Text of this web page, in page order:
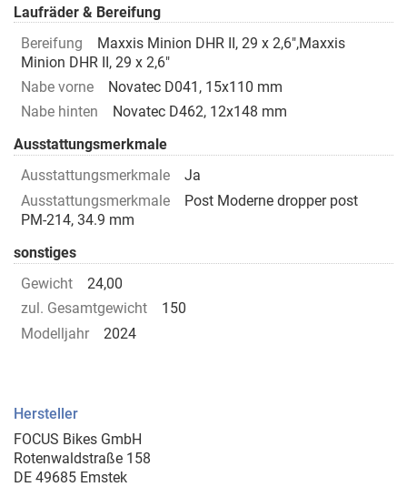
Laufräder & Bereifung
Bereifung
Maxxis Minion DHR II, 29 x 2,6",Maxxis
Minion DHR II, 29 x 2,6"
Nabe vorne
Novatec D041, 15x110 mm
Nabe hinten
Novatec D462, 12x148 mm
Ausstattungsmerkmale
Ausstattungsmerkmale
Ja
Ausstattungsmerkmale
Post Moderne dropper post
PM-214, 34.9 mm
sonstiges
Gewicht
24,00
zul. Gesamtgewicht
150
Modelljahr
2024
Hersteller
FOCUS Bikes GmbH
Rotenwaldstraße 158
DE 49685 Emstek